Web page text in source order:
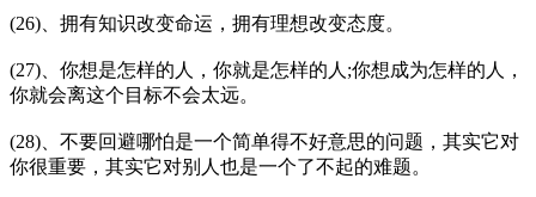
(26)、拥有知识改变命运，拥有理想改变态度。
(27)、你想是怎样的人，你就是怎样的人;你想成为怎样的人，
你就会离这个目标不会太远。
(28)、不要回避哪怕是一个简单得不好意思的问题，其实它对
你很重要，其实它对别人也是一个了不起的难题。